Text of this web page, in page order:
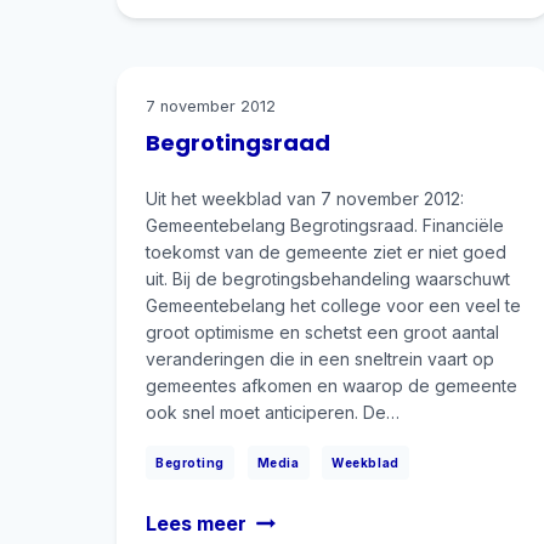
Begroting Media Weekblad
Begrotingsraad
7 november 2012
Uit het weekblad van 7 november 2012:
Gemeentebelang Begrotingsraad. Financiële
toekomst van de gemeente ziet er niet goed
uit. Bij de begrotingsbehandeling waarschuwt
Gemeentebelang het college voor een veel te
groot optimisme en schetst een groot aantal
veranderingen die in een sneltrein vaart op
gemeentes afkomen en waarop de gemeente
ook snel moet anticiperen. De…
Lees meer Begrotingsraad